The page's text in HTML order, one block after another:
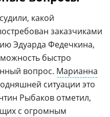
какой
заказчиками
Эдуарда Федечкина,
быстро
вопрос. Марианна
ситуации это
Рыбаков отметил,
с огромным